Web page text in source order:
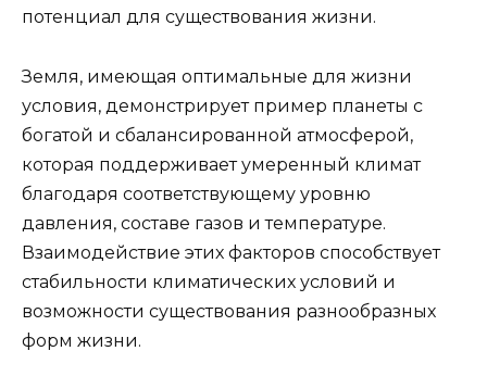
потенциал для существования жизни.
Земля, имеющая оптимальные для жизни
условия, демонстрирует пример планеты с
богатой и сбалансированной атмосферой,
которая поддерживает умеренный климат
благодаря соответствующему уровню
давления, составе газов и температуре.
Взаимодействие этих факторов способствует
стабильности климатических условий и
возможности существования разнообразных
форм жизни.